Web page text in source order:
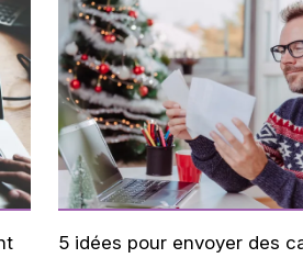
5 idées pour envoyer des